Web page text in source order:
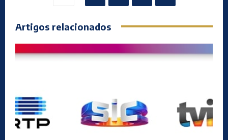
Artigos relacionados